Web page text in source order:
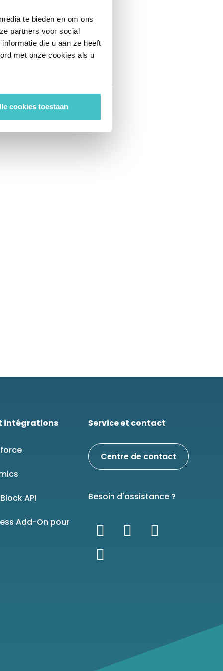
te bieden en om ons
partners voor social
die u aan ze heeft
met onze cookies als u
cookies toestaan
intégrations
API
Add-On pour
Service et contact
Centre de contact
Besoin d'assistance ?